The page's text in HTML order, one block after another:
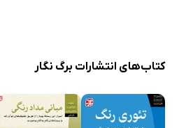
کتاب‌های انتشارات برگ نگار